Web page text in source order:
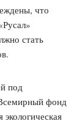
что
стать
под
фонд